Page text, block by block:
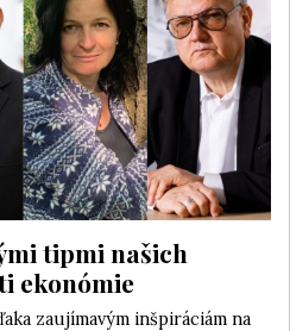
tipmi našich
ekonómie
zaujímavým inšpiráciám na